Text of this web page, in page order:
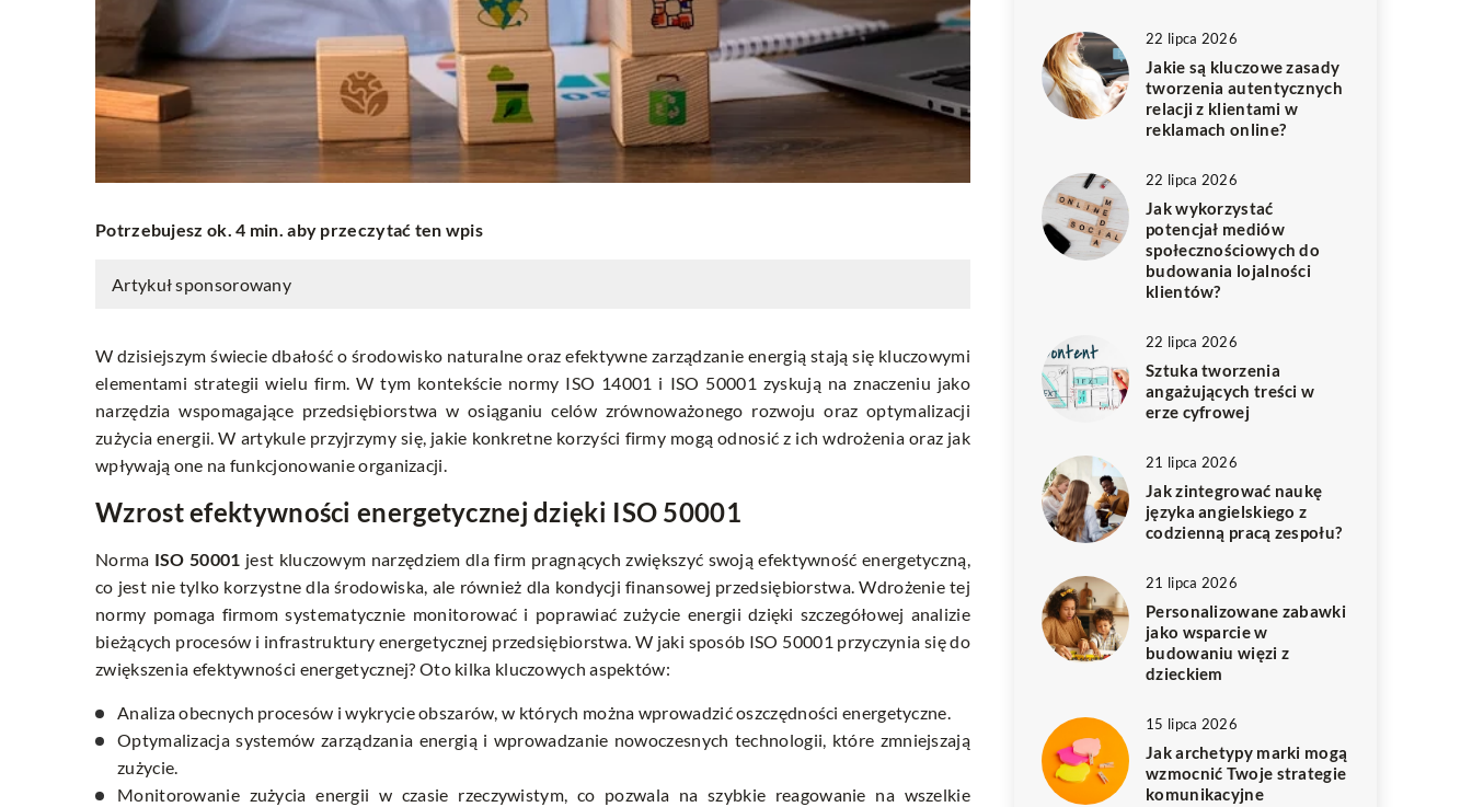
Potrzebujesz ok. 4 min. aby przeczytać ten wpis
Artykuł sponsorowany
W dzisiejszym świecie dbałość o środowisko naturalne oraz efektywne zarządzanie energią stają się kluczowymi
elementami strategii wielu firm. W tym kontekście normy ISO 14001 i ISO 50001 zyskują na znaczeniu jako
narzędzia wspomagające przedsiębiorstwa w osiąganiu celów zrównoważonego rozwoju oraz optymalizacji
zużycia energii. W artykule przyjrzymy się, jakie konkretne korzyści firmy mogą odnosić z ich wdrożenia oraz jak
wpływają one na funkcjonowanie organizacji.
Wzrost efektywności energetycznej dzięki ISO 50001
Norma ISO 50001 jest kluczowym narzędziem dla firm pragnących zwiększyć swoją efektywność energetyczną,
co jest nie tylko korzystne dla środowiska, ale również dla kondycji finansowej przedsiębiorstwa. Wdrożenie tej
normy pomaga firmom systematycznie monitorować i poprawiać zużycie energii dzięki szczegółowej analizie
bieżących procesów i infrastruktury energetycznej przedsiębiorstwa. W jaki sposób ISO 50001 przyczynia się do
zwiększenia efektywności energetycznej? Oto kilka kluczowych aspektów:
Analiza obecnych procesów i wykrycie obszarów, w których można wprowadzić oszczędności energetyczne.
Optymalizacja systemów zarządzania energią i wprowadzanie nowoczesnych technologii, które zmniejszają
zużycie.
Monitorowanie zużycia energii w czasie rzeczywistym, co pozwala na szybkie reagowanie na wszelkie
22 lipca 2026
Jakie są kluczowe zasady
tworzenia autentycznych
relacji z klientami w
reklamach online?
22 lipca 2026
Jak wykorzystać
potencjał mediów
społecznościowych do
budowania lojalności
klientów?
22 lipca 2026
Sztuka tworzenia
angażujących treści w
erze cyfrowej
21 lipca 2026
Jak zintegrować naukę
języka angielskiego z
codzienną pracą zespołu?
21 lipca 2026
Personalizowane zabawki
jako wsparcie w
budowaniu więzi z
dzieckiem
15 lipca 2026
Jak archetypy marki mogą
wzmocnić Twoje strategie
komunikacyjne